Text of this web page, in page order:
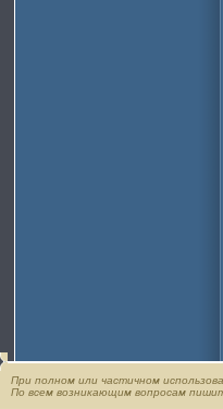
При полном или частичном
По всем возникающим вопросам